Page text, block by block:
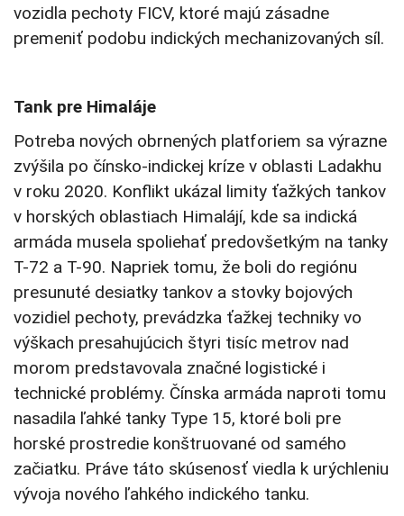
vozidla pechoty FICV, ktoré majú zásadne
premeniť podobu indických mechanizovaných síl.
Tank pre Himaláje
Potreba nových obrnených platforiem sa výrazne
zvýšila po čínsko-indickej kríze v oblasti Ladakhu
v roku 2020. Konflikt ukázal limity ťažkých tankov
v horských oblastiach Himalájí, kde sa indická
armáda musela spoliehať predovšetkým na tanky
T-72 a T-90. Napriek tomu, že boli do regiónu
presunuté desiatky tankov a stovky bojových
vozidiel pechoty, prevádzka ťažkej techniky vo
výškach presahujúcich štyri tisíc metrov nad
morom predstavovala značné logistické i
technické problémy. Čínska armáda naproti tomu
nasadila ľahké tanky Type 15, ktoré boli pre
horské prostredie konštruované od samého
začiatku. Práve táto skúsenosť viedla k urýchleniu
vývoja nového ľahkého indického tanku.